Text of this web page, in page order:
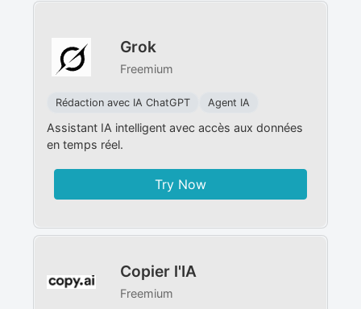
Grok
Freemium
Rédaction avec IA ChatGPT Agent IA
Assistant IA intelligent avec accès aux données
en temps réel.
Try Now
Copier l'IA
Freemium